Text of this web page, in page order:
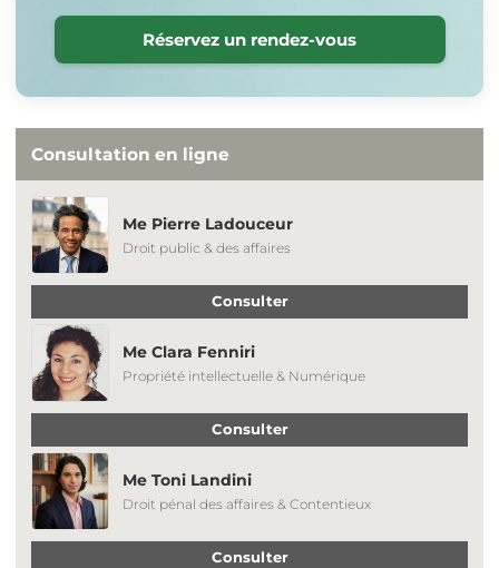
Réservez un rendez-vous
Consultation en ligne
Me Pierre Ladouceur
Droit public & des affaires
Consulter
Me Clara Fenniri
Propriété intellectuelle & Numérique
Consulter
Me Toni Landini
Droit pénal des affaires & Contentieux
Consulter